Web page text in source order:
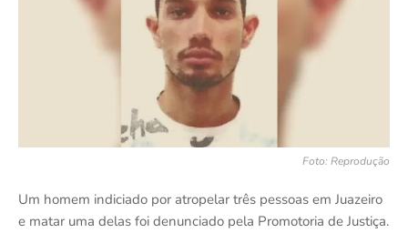
Foto: Reprodução
Um homem indiciado por atropelar três pessoas em Juazeiro
e matar uma delas foi denunciado pela Promotoria de Justiça.